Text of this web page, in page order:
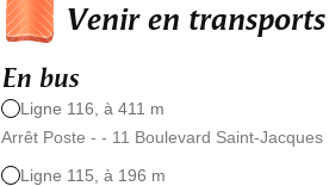
Venir en
En bus
Ligne 116, à 411 m
Arrêt Poste - - 11 Boulevard Saint-Jacques
Ligne 115, à 196 m